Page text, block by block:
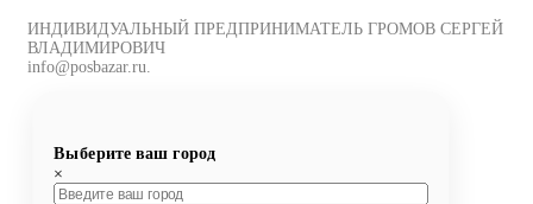
ИНДИВИДУАЛЬНЫЙ ПРЕДПРИНИМАТЕЛЬ ГРОМОВ СЕРГЕЙ
ВЛАДИМИРОВИЧ
info@posbazar.ru.
Выберите ваш город
×